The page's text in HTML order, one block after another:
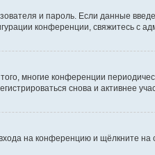
и пароль. Если данные
конференции, свяжитесь с
многие конференции
снова и активнее
на конференцию и щёлкните на